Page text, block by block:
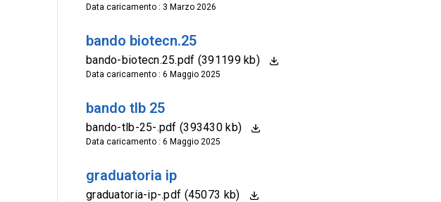
Data caricamento : 3 Marzo 2026
bando biotecn.25
bando-biotecn.25.pdf (391199 kb)
Data caricamento : 6 Maggio 2025
bando tlb 25
bando-tlb-25-.pdf (393430 kb)
Data caricamento : 6 Maggio 2025
graduatoria ip
graduatoria-ip-.pdf (45073 kb)